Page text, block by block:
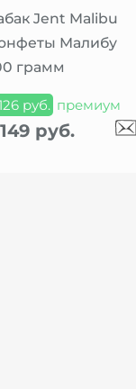
Jent Malibu
Малибу
грамм
руб. премиум
руб.